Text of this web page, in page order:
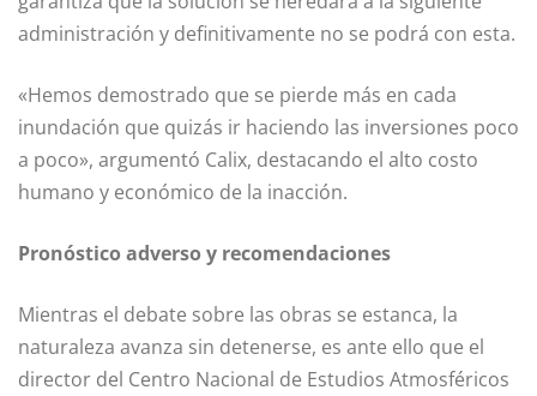
administración y definitivamente no se podrá con esta.
«Hemos demostrado que se pierde más en cada
inundación que quizás ir haciendo las inversiones poco
a poco», argumentó Calix, destacando el alto costo
humano y económico de la inacción.
Pronóstico adverso y recomendaciones
Mientras el debate sobre las obras se estanca, la
naturaleza avanza sin detenerse, es ante ello que el
director del Centro Nacional de Estudios Atmosféricos